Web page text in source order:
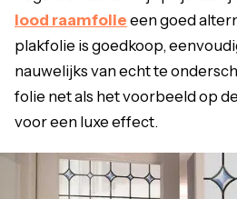
lood raamfolie een goed
plakfolie is goedkoop,
nauwelijks van echt te
folie net als het voorbeeld op
voor een luxe effect.